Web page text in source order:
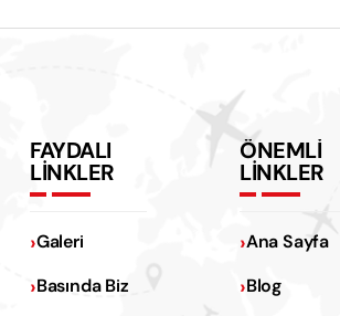
FAYDALI
LİNKLER
Galeri
Basında Biz
ÖNEMLİ
LİNKLER
Ana Sayfa
Blog